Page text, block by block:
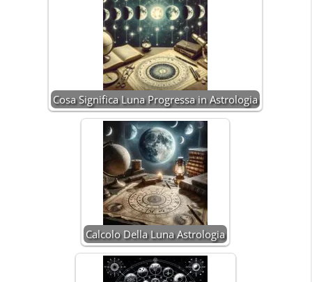
Cosa Significa Luna Progressa in Astrologia
Calcolo Della Luna Astrologia